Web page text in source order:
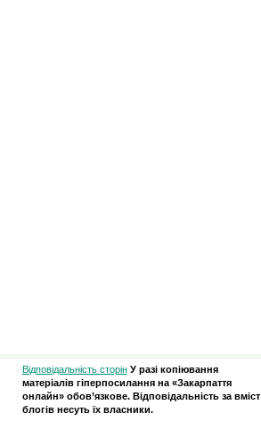
Відповідальність сторін У разі копіювання
матеріалів гіперпосилання на «Закарпаття
онлайн» обов’язкове. Відповідальність за вміст
блогів несуть їх власники.